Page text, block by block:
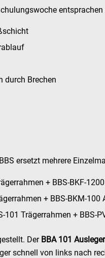
durch Brechen
ersetzt mehrere
+ BBS-BKF-
+ BBS-BKM-
101 Trägerrahmen + BBS-
Der BBA 101 Ausleger
schnell von links nach